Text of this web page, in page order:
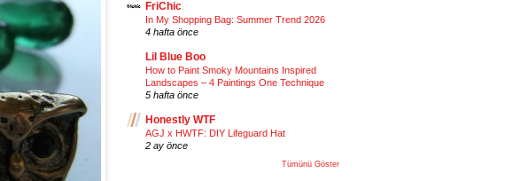
FriChic
In My Shopping Bag: Summer Trend 2026
4 hafta önce
Lil Blue Boo
How to Paint Smoky Mountains Inspired
Landscapes – 4 Paintings One Technique
5 hafta önce
Honestly WTF
AGJ x HWTF: DIY Lifeguard Hat
2 ay önce
Tümünü Göster